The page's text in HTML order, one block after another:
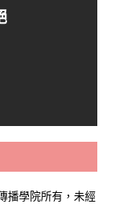
播學院所有，未經